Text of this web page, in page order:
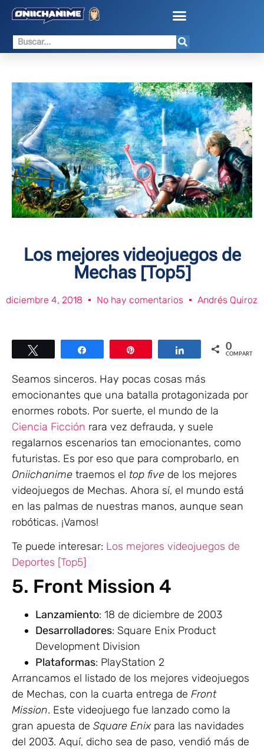
Los mejores videojuegos de
Mechas [Top5]
diciembre 4, 2018 No hay comentarios Andrés Quiroz
Compartir Compartir0
COMPARTIR
Seamos sinceros. Hay pocas cosas más
emocionantes que una batalla protagonizada por
enormes robots. Por suerte, el mundo de la
Ciencia Ficción rara vez defrauda, y suele
regalarnos escenarios tan emocionantes, como
futuristas. Es por eso que para comprobarlo, en
Oniichanime traemos el top five de los mejores
videojuegos de Mechas. Ahora sí, el mundo está
en las palmas de nuestras manos, aunque sean
robóticas. ¡Vamos!
Te puede interesar: Los mejores videojuegos de
Deportes [Top5]
5. Front Mission 4
Lanzamiento: 18 de diciembre de 2003
Desarrolladores: Square Enix Product
Development Division
Plataformas: PlayStation 2
Arrancamos el listado de los mejores videojuegos
de Mechas, con la cuarta entrega de Front
Mission. Este videojuego fue lanzado como la
gran apuesta de Square Enixpara las navidades
del 2003. Aquí, dicho sea de paso, vendió más de